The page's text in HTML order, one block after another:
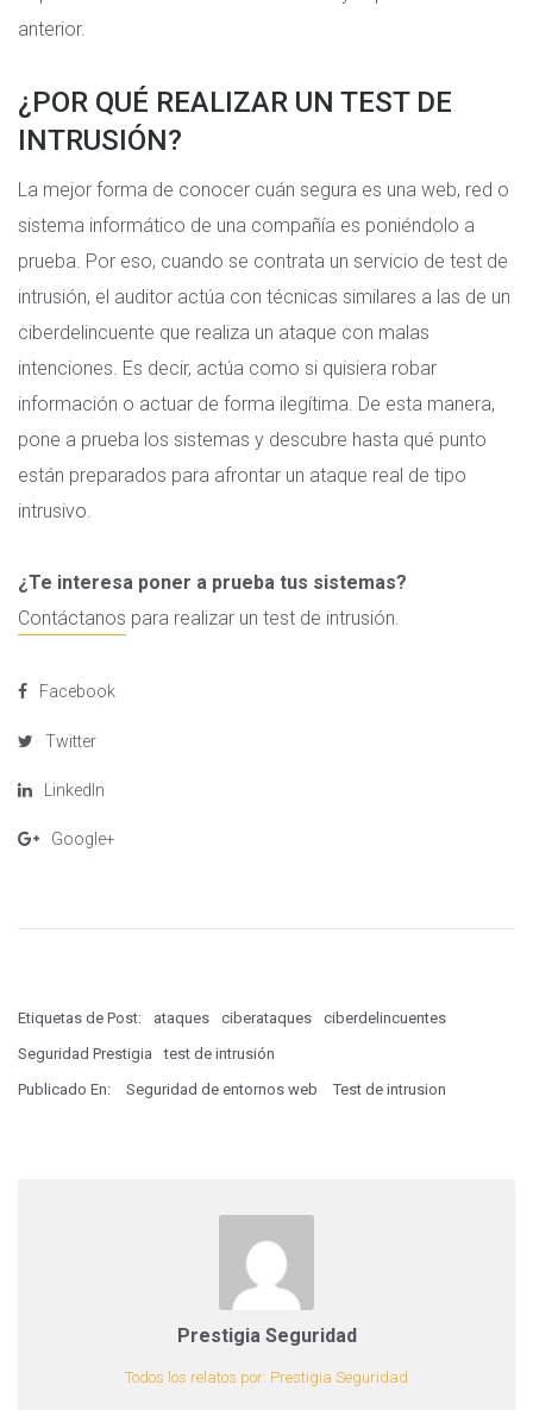
anterior.
¿POR QUÉ REALIZAR UN TEST DE
INTRUSIÓN?
La mejor forma de conocer cuán segura es una web, red o
sistema informático de una compañía es poniéndolo a
prueba. Por eso, cuando se contrata un servicio de test de
intrusión, el auditor actúa con técnicas similares a las de un
ciberdelincuente que realiza un ataque con malas
intenciones. Es decir, actúa como si quisiera robar
información o actuar de forma ilegítima. De esta manera,
pone a prueba los sistemas y descubre hasta qué punto
están preparados para afrontar un ataque real de tipo
intrusivo.
¿Te interesa poner a prueba tus sistemas?
Contáctanos para realizar un test de intrusión.
Facebook
Twitter
LinkedIn
Google+
Etiquetas de Post: ataques ciberataques
ciberdelincuentes
Seguridad Prestigia
test de intrusión
Publicado En:
Seguridad de entornos web Test de intrusion
Prestigia Seguridad
Todos los relatos por: Prestigia Seguridad